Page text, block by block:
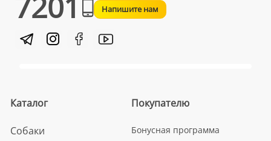
Напишите нам
Каталог
Собаки
Покупателю
Бонусная программа